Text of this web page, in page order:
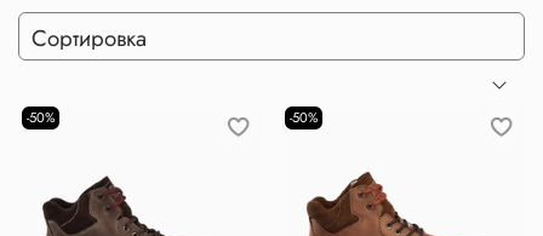
-50% -50%